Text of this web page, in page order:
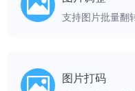
支持图片批量翻
图片打码